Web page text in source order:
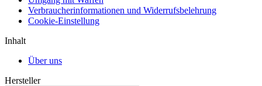
Verbraucherinformationen und Widerrufsbelehrung
Cookie-Einstellung
Inhalt
Über uns
Hersteller